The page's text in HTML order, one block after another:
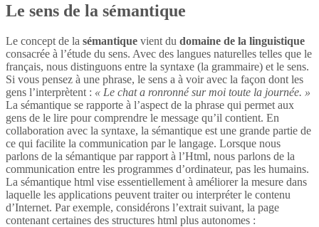
Le sens de la sémantique
Le concept de la sémantique vient du domaine de la linguistique
consacrée à l’étude du sens. Avec des langues naturelles telles que le
français, nous distinguons entre la syntaxe (la grammaire) et le sens.
Si vous pensez à une phrase, le sens a à voir avec la façon dont les
gens l’interprètent : « Le chat a ronronné sur moi toute la journée. »
La sémantique se rapporte à l’aspect de la phrase qui permet aux
gens de le lire pour comprendre le message qu’il contient. En
collaboration avec la syntaxe, la sémantique est une grande partie de
ce qui facilite la communication par le langage. Lorsque nous
parlons de la sémantique par rapport à l’Html, nous parlons de la
communication entre les programmes d’ordinateur, pas les humains.
La sémantique html vise essentiellement à améliorer la mesure dans
laquelle les applications peuvent traiter ou interpréter le contenu
d’Internet. Par exemple, considérons l’extrait suivant, la page
contenant certaines des structures html plus autonomes :